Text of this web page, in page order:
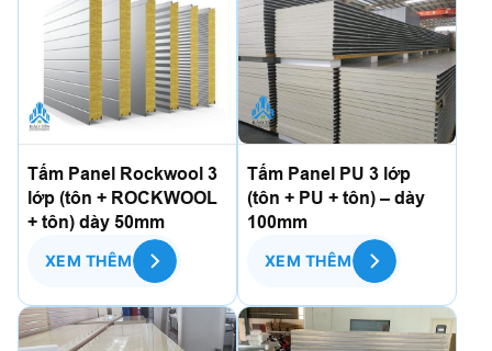
Tấm Panel Rockwool 3
lớp (tôn + ROCKWOOL
+ tôn) dày 50mm
XEM THÊM
Tấm Panel PU 3 lớp
(tôn + PU + tôn) – dày
100mm
XEM THÊM